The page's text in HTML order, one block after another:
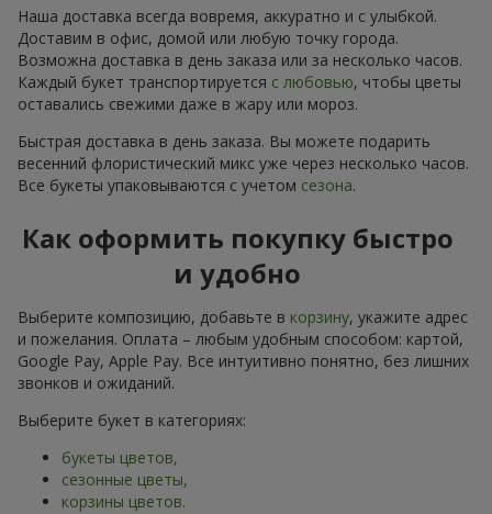
Наша доставка всегда вовремя, аккуратно и с улыбкой.
Доставим в офис, домой или любую точку города.
Возможна доставка в день заказа или за несколько часов.
Каждый букет транспортируется с любовью, чтобы цветы
оставались свежими даже в жару или мороз.
Быстрая доставка в день заказа. Вы можете подарить
весенний флористический микс уже через несколько часов.
Все букеты упаковываются с учетом сезона.
Как оформить покупку быстро
и удобно
Выберите композицию, добавьте в корзину, укажите адрес
и пожелания. Оплата – любым удобным способом: картой,
Google Pay, Apple Pay. Все интуитивно понятно, без лишних
звонков и ожиданий.
Выберите букет в категориях:
букеты цветов,
сезонные цветы,
корзины цветов.